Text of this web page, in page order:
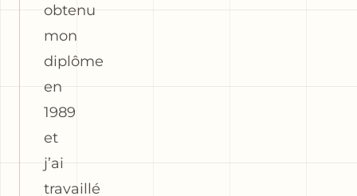
obtenu
mon
diplôme
en
1989
et
j’ai
travaillé